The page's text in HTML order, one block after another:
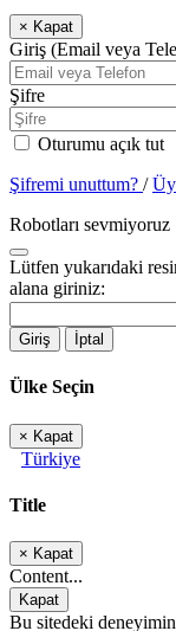
× Kapat
Giriş (Email veya
Şifre
Oturumu açık tut
Şifremi unuttum? /
Robotları sevmiyoruz
Lütfen yukarıdaki
alana giriniz:
Giriş İptal
Ülke Seçin
× Kapat
Türkiye
Title
× Kapat
Content...
Kapat
Bu sitedeki